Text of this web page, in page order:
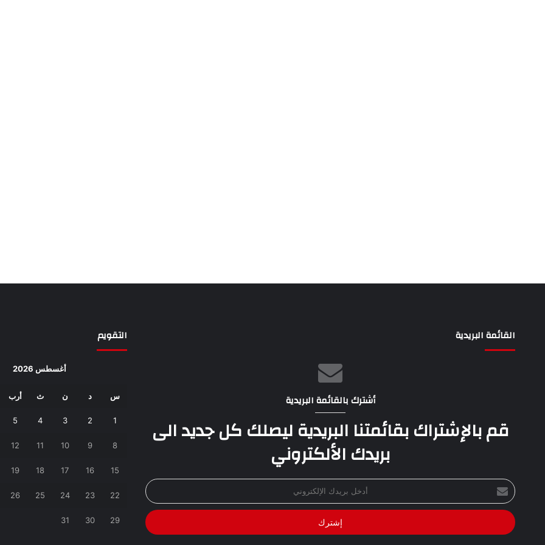
القائمة البريدية
أشترك بالقائمة البريدية
قم بالإشتراك بقائمتنا البريدية ليصلك كل جديد الى
بريدك الألكتروني
أدخل
بريدك
الإلكتروني
التقويم
أغسطس 2026
س د ن ث أرب
1
2
3
4
5
8
9
10
11
12
15
16
17
18
19
22
23
24
25
26
29
30
31